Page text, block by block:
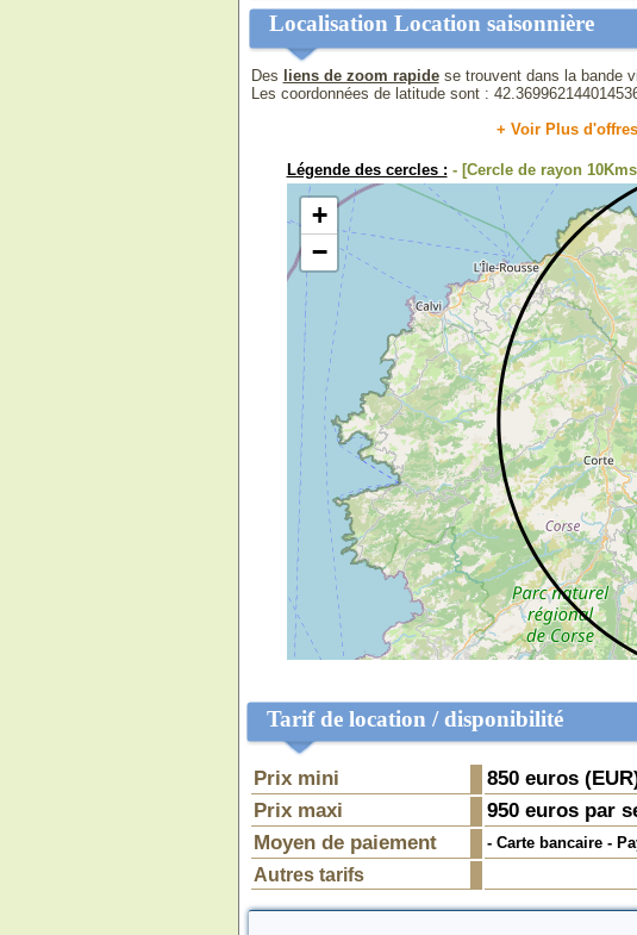
Localisation Location saisonnière
Des liens de zoom rapidese trouvent dans la bande
Les coordonnées de latitude sont :
+ Voir Plus
Légende des cercles : - [Cercle de rayon
+
−
Tarif de location / disponibilité
Prix mini 850euros (EUR
Prix maxi
950euros par
Moyen de paiement
- Carte bancaire -
Autres tarifs